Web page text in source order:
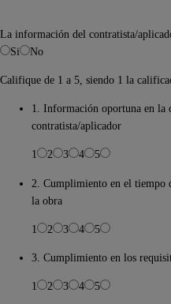
La información del contratista/
Si
No
Califique de 1 a 5, siendo 1 la
1. Información oportuna en la
contratista/aplicador
1 2 3 4 5
2. Cumplimiento en el tiempo
la obra
1 2 3 4 5
3. Cumplimiento en los
1 2 3 4 5